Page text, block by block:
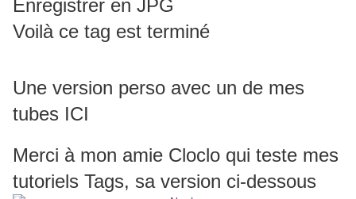
Enregistrer en JPG
Voilà ce tag est terminé
Une version perso avec un de mes
tubes ICI
Merci à mon amie Cloclo qui teste mes
tutoriels Tags, sa version ci-dessous